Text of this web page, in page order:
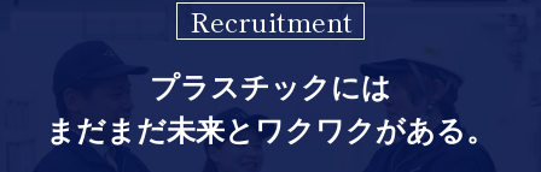
Recruitment
プラスチックには
まだまだ未来とワクワクがある。